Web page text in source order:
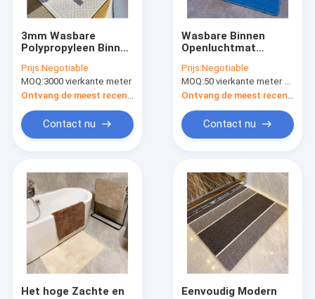
3mm Wasbare
Polypropyleen Binnen
30 Duim voor Ingang
Prijs:Negotiable
MOQ:3000 vierkante meter
Contact nu
Wasbare Binnen
Openluchtmat
logo printed-Deken
Prijs:Negotiable
MOQ:50 vierkante meter per ontwerp
Contact nu
Het hoge Zachte en
Eenvoudig Modern